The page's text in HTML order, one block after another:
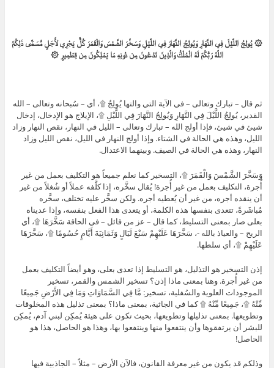
۞ يُولِجُ اللَّيْلَ فِي النَّهَارِ وَيُولِجُ النَّهَارَ فِي اللَّيْلِ وَسَخَّرَ الشَّمْسَ وَالْقَمَرَ كُلٌّ يَجْرِي لأَجَلٍ مُّسَمًّى ذَلِكُمُ
اللَّهُ رَبُّكُمْ لَهُ الْمُلْكُ وَالَّذِينَ تَدْعُونَ مِن دُونِهِ مَا يَمْلِكُونَ مِن قِطْمِيرٍ ۞
ثم قال – تبارك وتعالى – في الآية التي والتها يُولِجُ ۩، أي – سُبحانه وتعالى – الله
القدير، يُولِجُ اللَّيْلَ فِي النَّهَارِ وَيُولِجُ النَّهَارَ فِي اللَّيْلِ ۩، الإيلاج هو الإدخال، إدخال
شيئ في شيئ، فإذا أولج الله – تبارك وتعالى – الليل في النهار، نقص النهار وزاد
الليل، وهذه هي الحالة في الشتاء. وإذا أولج النهار في الليل، نقص الليل وزاد
النهار، وهذه هي الحالة في الصيف. وبينهما الاعتدال.
وَسَخَّرَ الشَّمْسَ وَالْقَمَرَ ۩، التسخير كما نعلم جميعاً هو التكليف بعمل من غير
أُجرة، التكليف بعمل من غير أُجرة! يُقال سخَّره، إذا كلَّفه عملاً أو شُغلاً من غير
أن ينقده أجره، من غير أن يُعطيه أجره. ولكن سخَّر عليه تختلف، سخَّره
مُباشَرةً، تتعدى بنفسها هذه الكلمة، أو يتعدى هذا الفعل بنفسه، وإذا عديناه
بعلى صار بمعنى التسليط، كما قال – عز من قائل – في الحاقة سَخَّرَهَا ۩، أي
الريح – والعياذ بالله -، سَخَّرَهَا عَلَيْهِمْ سَبْعَ لَيَالٍ وَثَمَانِيَةَ أَيَّامٍ حُسُومًا ۩، سَخَّرَهَا
عَلَيْهِمْ ۩، أي سلطها.
إذن التسخير هو التذليل، هو التسليط إذا تعدى بعلى، وهو أيضاً التكليف بعمل
من غير أُجرة. وهنا بمعنى ماذا إذن؟ تسخير الشمس والقمر، تسخير
الموجودات العلوية والسُفلية، تسخير: مَّا فِي السَّمَاوَاتِ وَمَا فِي الأَرْضِ جَمِيعًا
مِّنْهُ ۩، جَمِيعًا مِّنْهُ ۩ كما في الجاثية، بمعنى ماذا؟ بمعنى تذليل هذه المخلوقات
وتطويعها. بمعنى تذليلها وتطويعها، بحيث تكون على هيئة يُمكِن لبني آدم، يُمكِن
للبشر أن يرتفقوها وأن ينتفعوا منها وينتفعوا بها، وهذا هو الحاصل، هذا هو
الحاصل!
وذلكم قد يكون من غير معرفة القانون، فالآن الأرض – مثلاً – الجاذبية فيها